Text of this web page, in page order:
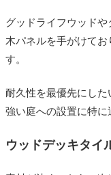
グッドライフウッド
木パネルを手がけて
す。
耐久性を最優先にし
強い庭への設置に特に
ウッドデッキタイ